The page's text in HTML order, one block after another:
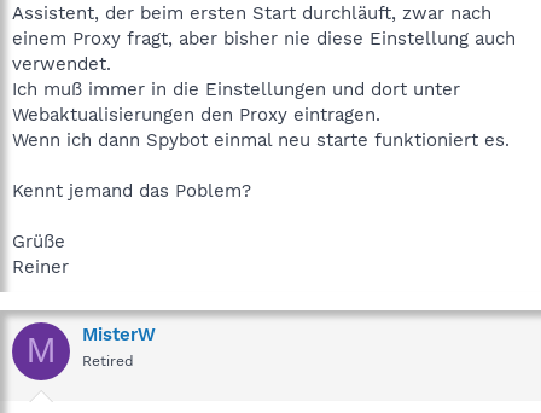
Assistent, der beim ersten Start durchläuft, zwar nach
einem Proxy fragt, aber bisher nie diese Einstellung auch
verwendet.
Ich muß immer in die Einstellungen und dort unter
Webaktualisierungen den Proxy eintragen.
Wenn ich dann Spybot einmal neu starte funktioniert es.
Kennt jemand das Poblem?
Grüße
Reiner
M MisterW
Retired